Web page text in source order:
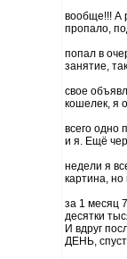
вообще!!! А
пропало,
попал в
занятие,
свое
кошелек, я
всего одно
и я. Ещё
недели я
картина, но
за 1 месяц
десятки
И вдруг
ДЕНЬ,